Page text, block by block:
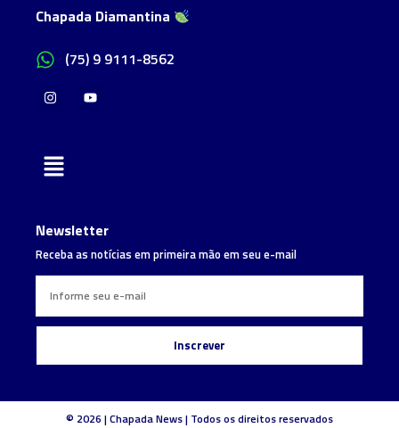
Chapada Diamantina
(75) 9 9111-8562
Newsletter
Receba as notícias em primeira mão em seu e-mail
Inscrever
© 2026 | Chapada News | Todos os direitos reservados